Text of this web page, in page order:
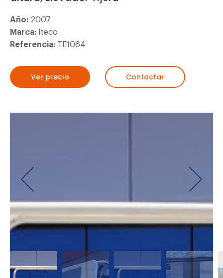
Año: 2007
Marca:
Iteco
Referencia: TE1064
Ver precio Contactar